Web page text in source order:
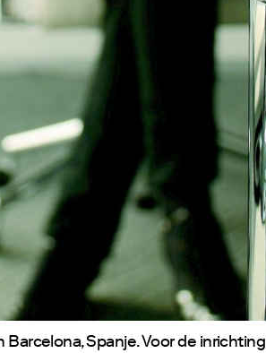
Barcelona, Spanje. Voor de inrichting